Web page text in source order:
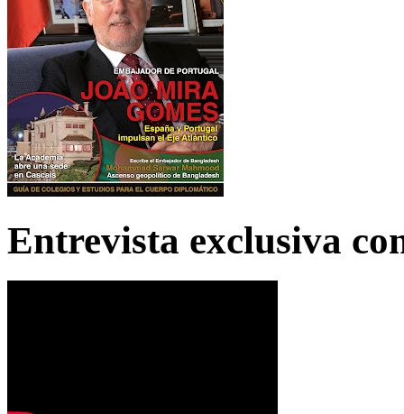
Entrevista exclusiva